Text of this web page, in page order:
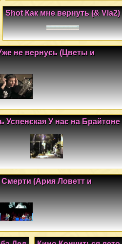
Shot Как мне вернуть (& Vla2)
не вернусь (Цветы и
Успенская У нас на Брайтоне
(Ария Ловетт и